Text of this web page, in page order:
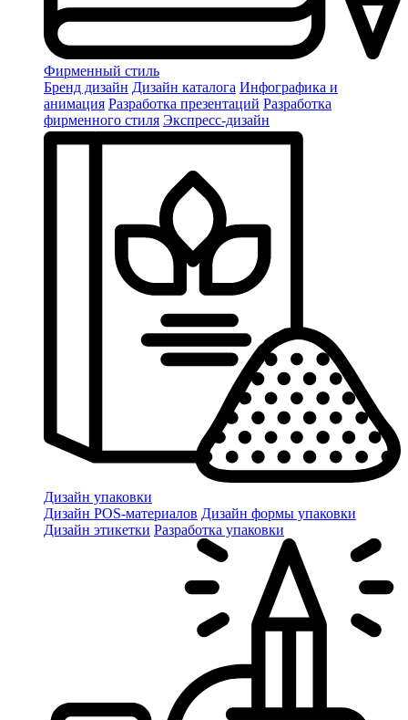
Фирменный стиль
Бренд дизайн Дизайн каталога Инфографика и
анимация Разработка презентаций Разработка
фирменного стиля Экспресс-дизайн
Дизайн упаковки
Дизайн POS-материалов Дизайн формы упаковки
Дизайн этикетки Разработка упаковки